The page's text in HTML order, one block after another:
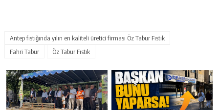
Antep fıstığında yılın en kaliteli üretici firması Öz Tabur Fıstık
Fahri Tabur
Öz Tabur Fıstık